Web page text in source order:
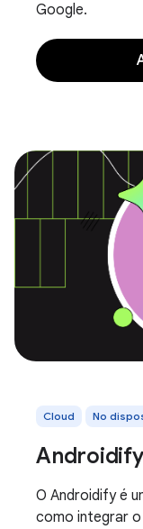
Google.
Cloud No
Androidify
O Androidify é
como integrar o